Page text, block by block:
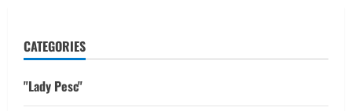
CATEGORIES
"Lady Pesc"